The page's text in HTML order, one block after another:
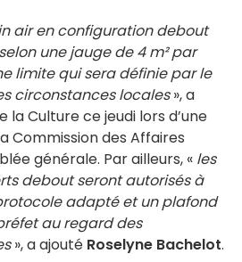
air en configuration debout
une jauge de 4 m² par
limite qui sera définie par le
circonstances locales», a
Culture ce jeudi lors d’une
Commission des Affaires
générale. Par ailleurs, « les
debout seront autorisés à
adapté et un plafond
au regard des
», a ajouté Roselyne Bachelot.